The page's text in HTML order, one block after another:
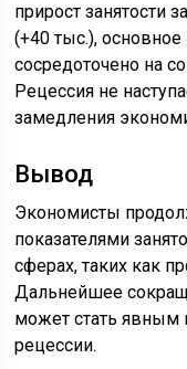
прирост занятости
(+40 тыс.),
сосредоточено на
Рецессия не
замедления
Вывод
Экономисты
показателями
сферах, таких как
Дальнейшее
может стать
рецессии.